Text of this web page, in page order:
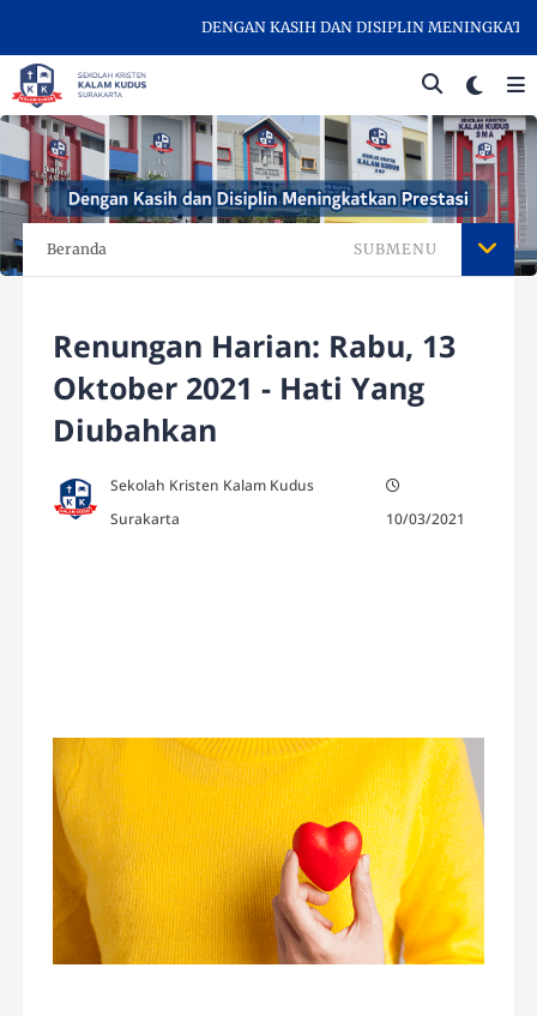
DENGAN KASIH DAN DISIPLIN
Beranda SUBMENU
Renungan Harian: Rabu, 13
Oktober 2021 - Hati Yang
Diubahkan
Sekolah Kristen Kalam Kudus
Surakarta
10/03/2021